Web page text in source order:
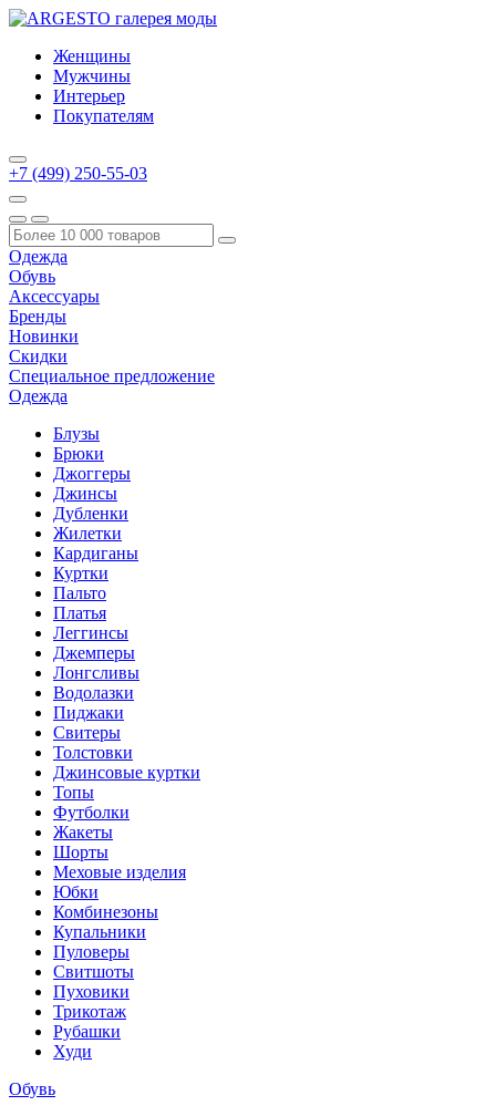
Женщины
Мужчины
Интерьер
Покупателям
+7 (499) 250-55-03
Одежда
Обувь
Аксессуары
Бренды
Новинки
Скидки
Специальное предложение
Одежда
Блузы
Брюки
Джоггеры
Джинсы
Дубленки
Жилетки
Кардиганы
Куртки
Пальто
Платья
Леггинсы
Джемперы
Лонгсливы
Водолазки
Пиджаки
Свитеры
Толстовки
Джинсовые куртки
Топы
Футболки
Жакеты
Шорты
Меховые изделия
Юбки
Комбинезоны
Купальники
Пуловеры
Свитшоты
Пуховики
Трикотаж
Рубашки
Худи
Обувь